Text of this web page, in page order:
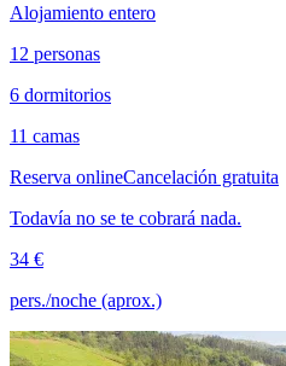
Alojamiento entero
12 personas
6 dormitorios
11 camas
Reserva onlineCancelación gratuita
Todavía no se te cobrará nada.
34 €
pers./noche (aprox.)